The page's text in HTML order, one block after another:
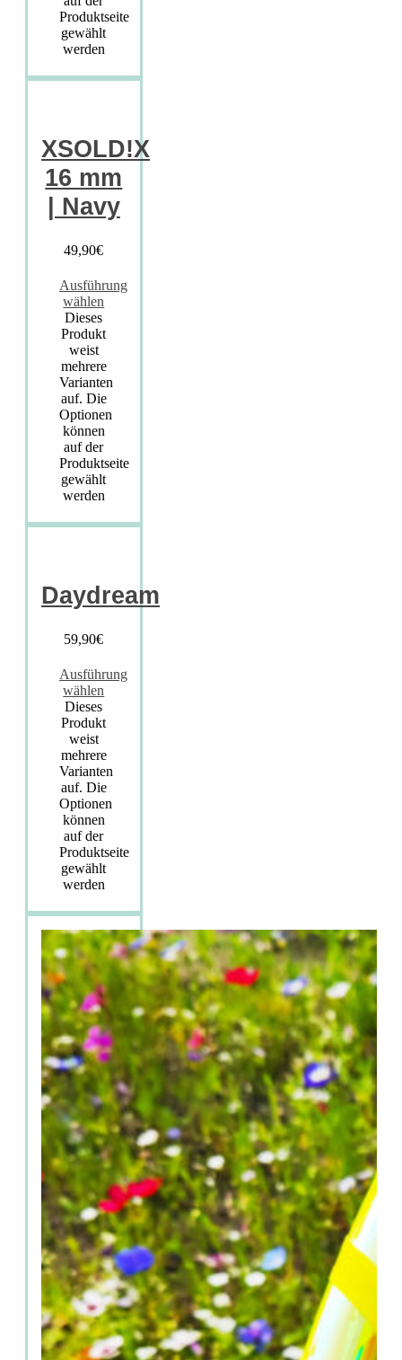
Produktseite
gewählt
werden
XSOLD!X
16 mm
| Navy
49,90€
Ausführung
wählen
Dieses
Produkt
weist
mehrere
Varianten
auf. Die
Optionen
können
auf der
Produktseite
gewählt
werden
Daydream
59,90€
Ausführung
wählen
Dieses
Produkt
weist
mehrere
Varianten
auf. Die
Optionen
können
auf der
Produktseite
gewählt
werden